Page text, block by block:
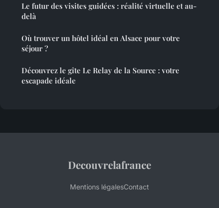
Le futur des visites guidées : réalité virtuelle et au-
delà
Où trouver un hôtel idéal en Alsace pour votre
séjour ?
Découvrez le gîte Le Relay de la Source : votre
escapade idéale
Decouvrelafrance
Mentions légalesContact